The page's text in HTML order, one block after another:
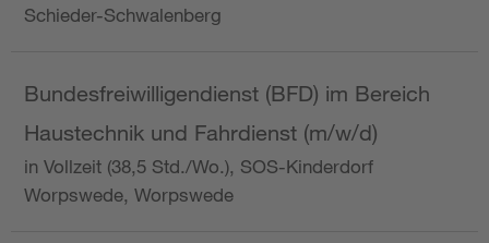
Schieder-Schwalenberg
Bundesfreiwilligendienst (BFD) im Bereich
Haustechnik und Fahrdienst (m/w/d)
in Vollzeit (38,5 Std./Wo.), SOS-Kinderdorf
Worpswede, Worpswede